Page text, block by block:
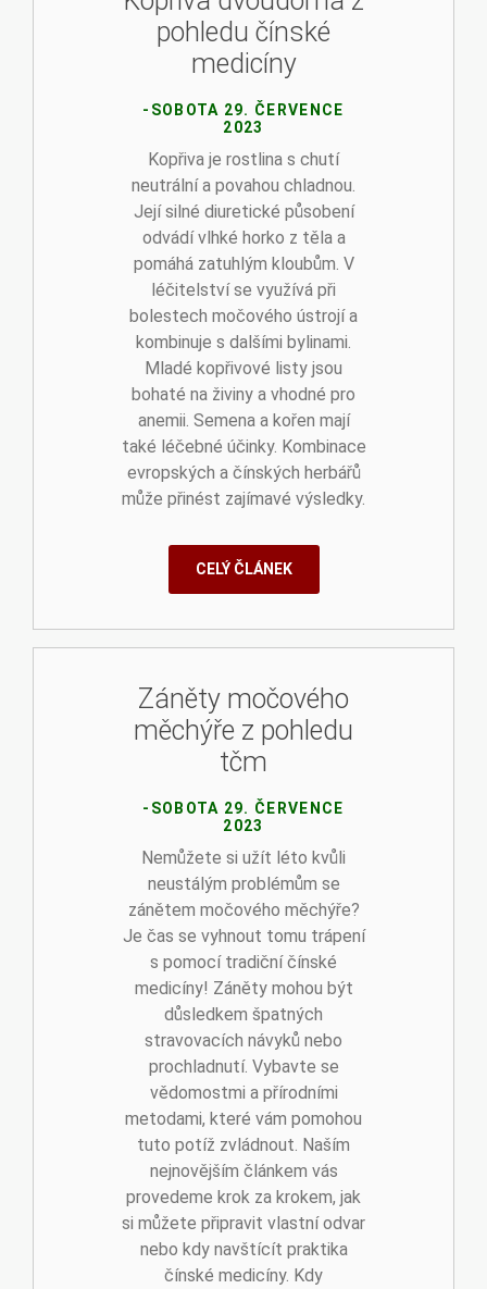
pohledu čínské
medicíny
-SOBOTA 29. ČERVENCE
2023
Kopřiva je rostlina s chutí
neutrální a povahou chladnou.
Její silné diuretické působení
odvádí vlhké horko z těla a
pomáhá zatuhlým kloubům. V
léčitelství se využívá při
bolestech močového ústrojí a
kombinuje s dalšími bylinami.
Mladé kopřivové listy jsou
bohaté na živiny a vhodné pro
anemii. Semena a kořen mají
také léčebné účinky. Kombinace
evropských a čínských herbářů
může přinést zajímavé výsledky.
CELÝ ČLÁNEK
Záněty močového
měchýře z pohledu
tčm
-SOBOTA 29. ČERVENCE
2023
Nemůžete si užít léto kvůli
neustálým problémům se
zánětem močového měchýře?
Je čas se vyhnout tomu trápení
s pomocí tradiční čínské
medicíny! Záněty mohou být
důsledkem špatných
stravovacích návyků nebo
prochladnutí. Vybavte se
vědomostmi a přírodními
metodami, které vám pomohou
tuto potíž zvládnout. Naším
nejnovějším článkem vás
provedeme krok za krokem, jak
si můžete připravit vlastní odvar
nebo kdy navštícít praktika
čínské medicíny. Kdy